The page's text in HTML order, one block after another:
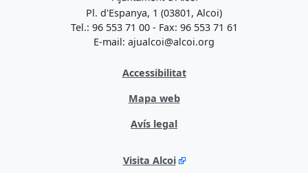
Pl. d'Espanya, 1 (03801, Alcoi)
Tel.: 96 553 71 00 - Fax: 96 553 71 61
E-mail: ajualcoi@alcoi.org
Accessibilitat
Mapa web
Avís legal
Visita Alcoi